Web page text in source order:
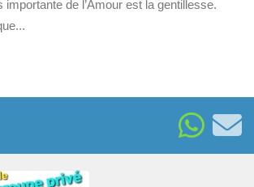
importante de l’Amour est la gentillesse.